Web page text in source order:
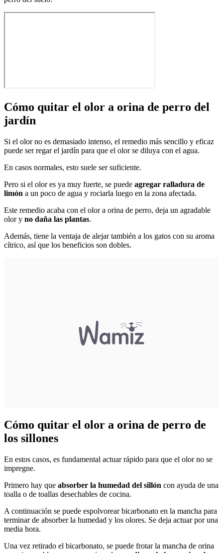
Cómo quitar el olor a orina de perro del
jardín
Si el olor no es demasiado intenso, el remedio más sencillo y eficaz
puede ser regar el jardín para que el olor se diluya con el agua.
En casos normales, esto suele ser suficiente.
Pero si el olor es ya muy fuerte, se puede agregar ralladura de
limón a un poco de agua y rociarla luego en la zona afectada.
Este remedio acaba con el olor a orina de perro, deja un agradable
olor y no daña las plantas.
Además, tiene la ventaja de alejar también a los gatos con su aroma
cítrico, así que los beneficios son dobles.
Cómo quitar el olor a orina de perro de
los sillones
En estos casos, es fundamental actuar rápido para que el olor no se
impregne.
Primero hay que absorber la humedad del sillón con ayuda de una
toalla o de toallas desechables de cocina.
A continuación se puede espolvorear bicarbonato en la mancha para
terminar de absorber la humedad y los olores. Se deja actuar por una
media hora.
Una vez retirado el bicarbonato, se puede frotar la mancha de orina